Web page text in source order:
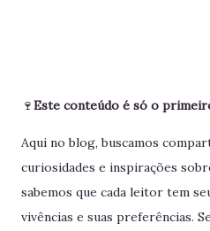
🍷Este conteúdo é só o
Aqui no blog, buscamos
curiosidades e inspirações
sabemos que cada leitor tem
vivências e suas preferências.